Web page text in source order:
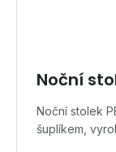
Noční
Noční stolek
šuplíkem,